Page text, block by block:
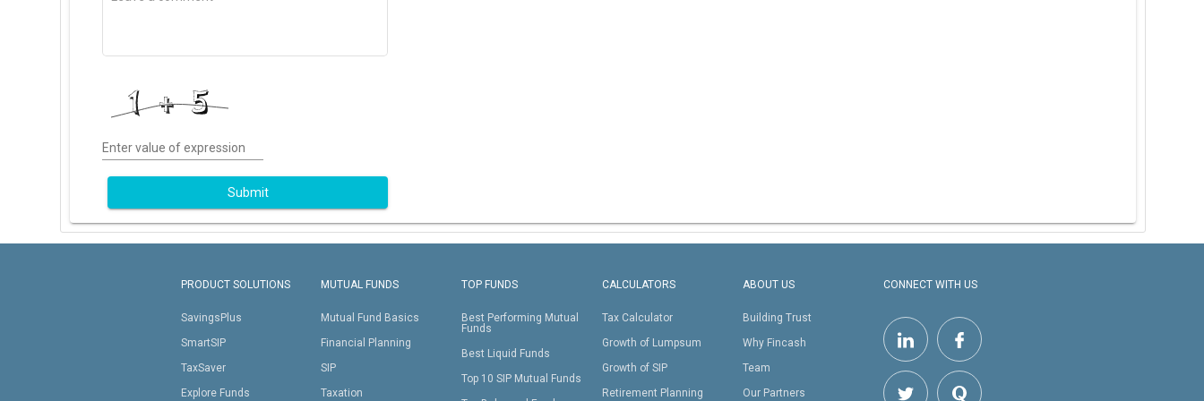
Enter value of expression
Submit
PRODUCT SOLUTIONS
SavingsPlus
SmartSIP
TaxSaver
Explore Funds
MUTUAL FUNDS
Mutual Fund Basics
Financial Planning
SIP
Taxation
TOP FUNDS
Best Performing Mutual
Funds
Best Liquid Funds
Top 10 SIP Mutual Funds
CALCULATORS
Tax Calculator
Growth of Lumpsum
Growth of SIP
Retirement Planning
ABOUT US
Building Trust
Why Fincash
Team
Our Partners
CONNECT WITH US